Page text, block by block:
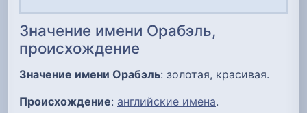
Значение имени Орабэль,
происхождение
Значение имени Орабэль: золотая, красивая.
Происхождение: английские имена.